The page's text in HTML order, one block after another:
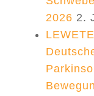
2026 2.